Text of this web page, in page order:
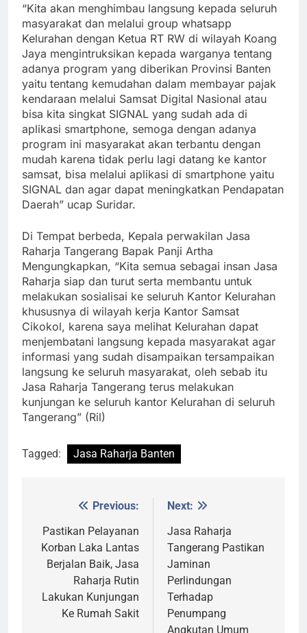
“Kita akan menghimbau langsung kepada seluruh
masyarakat dan melalui group whatsapp
Kelurahan dengan Ketua RT RW di wilayah Koang
Jaya mengintruksikan kepada warganya tentang
adanya program yang diberikan Provinsi Banten
yaitu tentang kemudahan dalam membayar pajak
kendaraan melalui Samsat Digital Nasional atau
bisa kita singkat SIGNAL yang sudah ada di
aplikasi smartphone, semoga dengan adanya
program ini masyarakat akan terbantu dengan
mudah karena tidak perlu lagi datang ke kantor
samsat, bisa melalui aplikasi di smartphone yaitu
SIGNAL dan agar dapat meningkatkan Pendapatan
Daerah” ucap Suridar.
Di Tempat berbeda, Kepala perwakilan Jasa
Raharja Tangerang Bapak Panji Artha
Mengungkapkan, “Kita semua sebagai insan Jasa
Raharja siap dan turut serta membantu untuk
melakukan sosialisai ke seluruh Kantor Kelurahan
khususnya di wilayah kerja Kantor Samsat
Cikokol, karena saya melihat Kelurahan dapat
menjembatani langsung kepada masyarakat agar
informasi yang sudah disampaikan tersampaikan
langsung ke seluruh masyarakat, oleh sebab itu
Jasa Raharja Tangerang terus melakukan
kunjungan ke seluruh kantor Kelurahan di seluruh
Tangerang” (Ril)
Tagged: Jasa Raharja Banten
navigation
Previous:
Pastikan Pelayanan
Korban Laka Lantas
Berjalan Baik, Jasa
Raharja Rutin
Lakukan Kunjungan
Ke Rumah Sakit
Next:
Jasa Raharja
Tangerang Pastikan
Jaminan
Perlindungan
Terhadap
Penumpang
Angkutan Umum